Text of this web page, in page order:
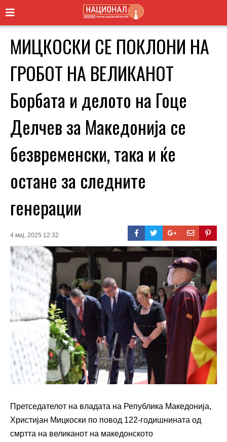
МИЦКОСКИ СЕ ПОКЛОНИ НА
ГРОБОТ НА ВЕЛИКАНОТ
Борбата и делото на Гоце
Делчев за Македонија се
безвременски, така и ќе
остане за следните
генерации
4 мај, 2025 12:32
Претседателот на владата на Република Македонија,
Христијан Мицкоски по повод 122-годишнината од
смртта на великанот на македонското